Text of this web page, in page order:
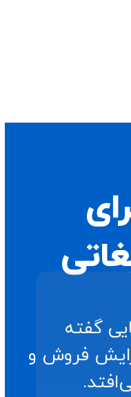
گفته
فروش و